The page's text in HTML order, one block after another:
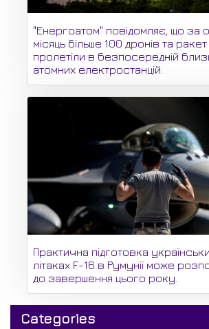
"Енергоатом" повідомляє, що за
місяць більше 100 дронів та ракет
пролетіли в безпосередній
атомних електростанцій.
Практична підготовка
літаках F-16 в Румунії може
до завершення цього року.
Categories